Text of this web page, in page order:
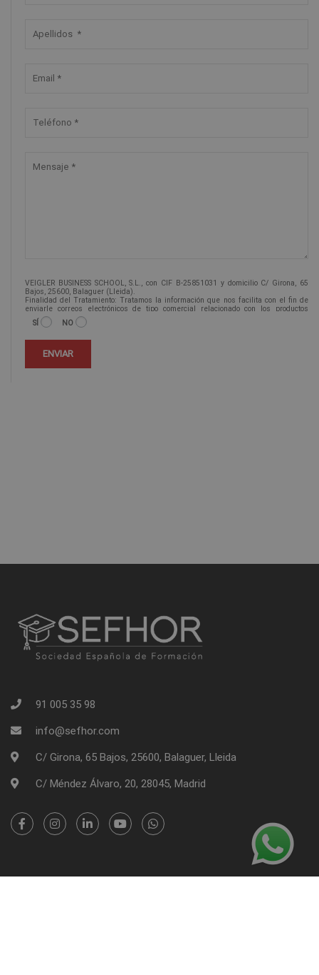
VEIGLER BUSINESS SCHOOL, S.L., con CIF B-25851031 y domicilio C/ Girona, 65
Bajos, 25600, Balaguer (Lleida).
Finalidad del Tratamiento: Tratamos la información que nos facilita con el fin de
enviarle correos electrónicos de tipo comercial relacionado con los productos
ofrecidos y otros tipo de productos que fueran de su interés.
Legitimación del tratamiento: Consentimiento del interesado.
dirigiéndose a la dirección info@veiglerformacion.com.
Para más información consulte nuestra Política de Privacidad.
Desea recibir información comercial (vía telefónica y/o email):
SÍ NO
91 005 35 98
info@sefhor.com
C/ Girona, 65 Bajos, 25600, Balaguer, Lleida
C/ Méndez Álvaro, 20, 28045, Madrid